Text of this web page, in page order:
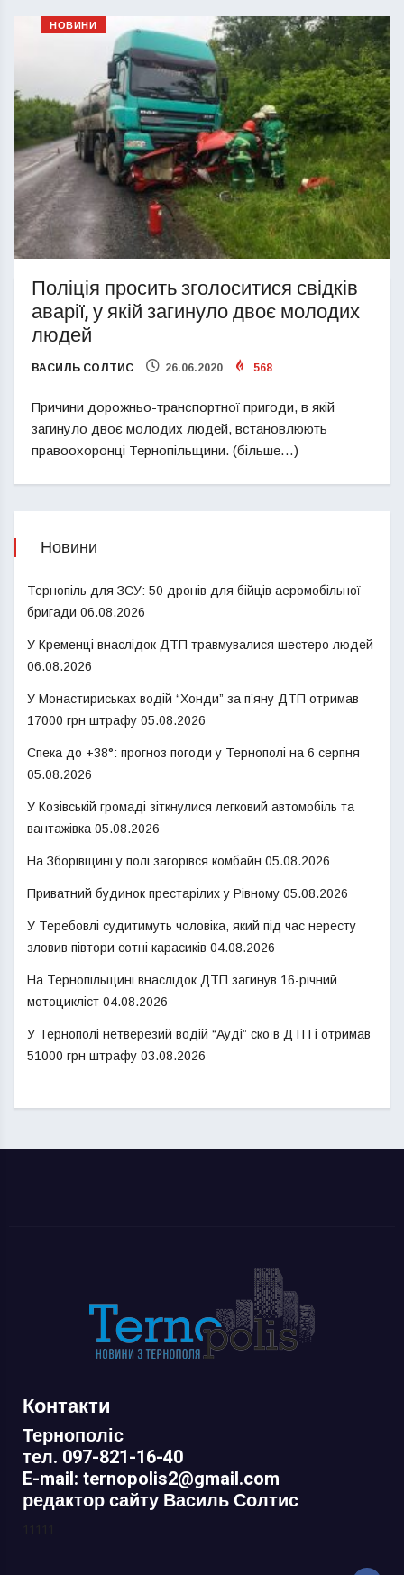
НОВИНИ
Поліція просить зголоситися свідків
аварії, у якій загинуло двоє молодих
людей
ВАСИЛЬ СОЛТИС 26.06.2020 568
Причини дорожньо-транспортної пригоди, в якій
загинуло двоє молодих людей, встановлюють
правоохоронці Тернопільщини. (більше…)
Новини
Тернопіль для ЗСУ: 50 дронів для бійців аеромобільної
бригади 06.08.2026
У Кременці внаслідок ДТП травмувалися шестеро людей
06.08.2026
У Монастириськах водій “Хонди” за п’яну ДТП отримав
17000 грн штрафу 05.08.2026
Спека до +38°: прогноз погоди у Тернополі на 6 серпня
05.08.2026
У Козівській громаді зіткнулися легковий автомобіль та
вантажівка 05.08.2026
На Зборівщині у полі загорівся комбайн 05.08.2026
Приватний будинок престарілих у Рівному 05.08.2026
У Теребовлі судитимуть чоловіка, який під час нересту
зловив півтори сотні карасиків 04.08.2026
На Тернопільщині внаслідок ДТП загинув 16-річний
мотоцикліст 04.08.2026
У Тернополі нетверезий водій “Ауді” скоїв ДТП і отримав
51000 грн штрафу 03.08.2026
Контакти
Тернополіс
тел. 097-821-16-40
E-mail: ternopolis2@gmail.com
редактор сайту Василь Солтис